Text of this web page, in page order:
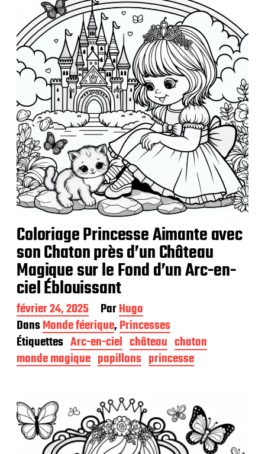
a
t
i
o
n
Coloriage Princesse Aimante avec
son Chaton près d’un Château
Magique sur le Fond d’un Arc-en-
ciel Éblouissant
D
a
t
e
d
e
b
l
i
février 24, 2025 ParHugo
DansMonde féerique,Princesses
Étiquettes Arc-en-ciel château chaton
monde magique papillons princesse